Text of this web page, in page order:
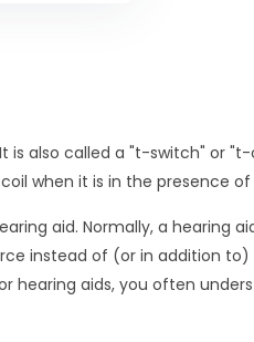
is also called a "t-switch" or
when it is in the presence
aid. Normally, a hearing
instead of (or in addition
hearing aids, you often